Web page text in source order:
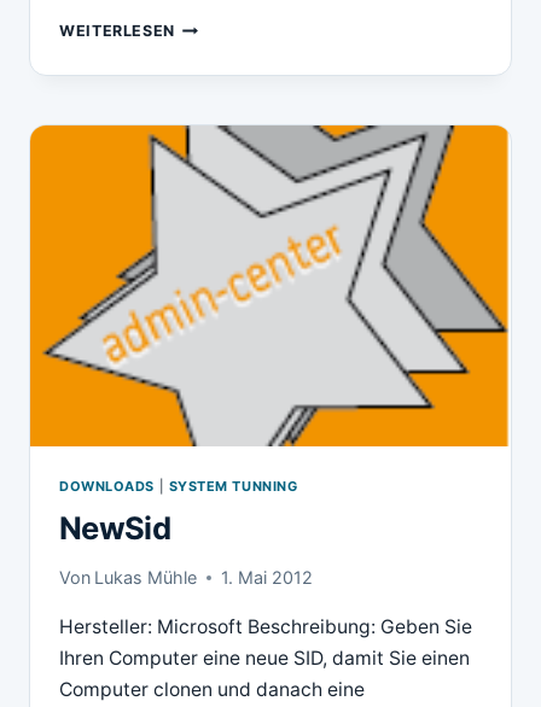
WEITERLESENDOWNLOAD
CLICK
TUNE
UP
DOWNLOADS SYSTEM TUNNING
NewSid
Von Lukas Mühle 1. Mai 2012
Hersteller: Microsoft Beschreibung: Geben Sie
Ihren Computer eine neue SID, damit Sie einen
Computer clonen und danach eine